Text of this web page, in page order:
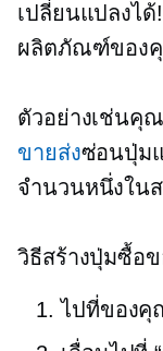
เปลี่ยนแปลงได้
ผลิตภัณฑ์ของคุ
ตัวอย่างเช่นคุ
ขายส่งซ่อนปุ่ม
จำนวนหนึ่งใน
วิธีสร้างปุ่มซื้อ
ไปที่ของคุ